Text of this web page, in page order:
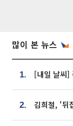
많이 본 뉴스
1.
2.